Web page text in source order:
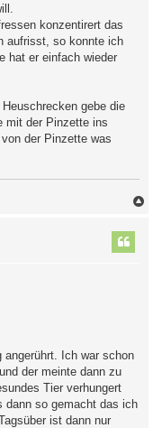
konzentirert das
aufrisst, so konnte ich
hat er einfach wieder
gebe die
mit der Pinzette ins
der Pinzette was
angerührt. Ich war schon
der meinte dann zu
Tier verhungert
dann so gemacht das ich
ist dann nur